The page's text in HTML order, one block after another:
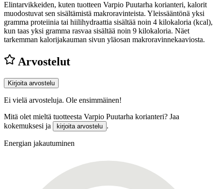
Elintarvikkeiden, kuten tuotteen Varpio Puutarha korianteri, kalorit
muodostuvat sen sisältämistä makroravinteista. Yleissääntönä yksi
gramma proteiinia tai hiilihydraattia sisältää noin 4 kilokaloria (kcal),
kun taas yksi gramma rasvaa sisältää noin 9 kilokaloria. Näet
tarkemman kalorijakauman sivun yläosan makroravinnekaaviosta.
Arvostelut
Kirjoita arvostelu
Ei vielä arvosteluja. Ole ensimmäinen!
Mitä olet mieltä tuotteesta Varpio Puutarha korianteri? Jaa
kokemuksesi ja
kirjoita arvostelu .
Energian jakautuminen